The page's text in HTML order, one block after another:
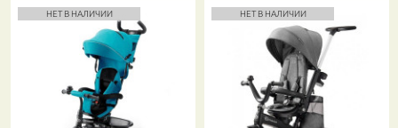
НЕТ В НАЛИЧИИ НЕТ В НАЛИЧИИ